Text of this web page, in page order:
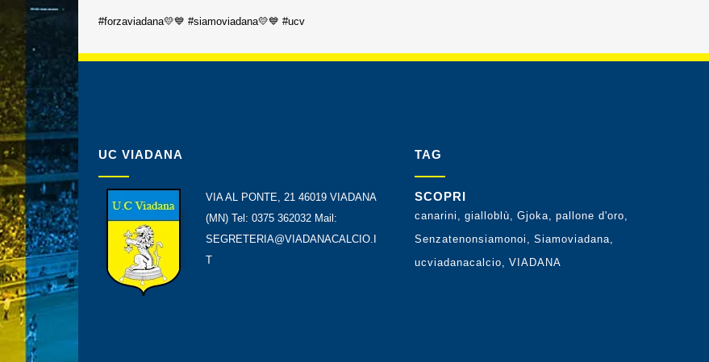
#forzaviadana💛💙 #siamoviadana💛💙 #ucv
UC VIADANA
VIA AL PONTE, 21 46019 VIADANA
(MN) Tel: 0375 362032 Mail:
SEGRETERIA@VIADANACALCIO.I
T
TAG
SCOPRI
canarini gialloblù Gjoka
pallone d'oro
Senzatenonsiamonoi
Siamoviadana
ucviadanacalcio
VIADANA